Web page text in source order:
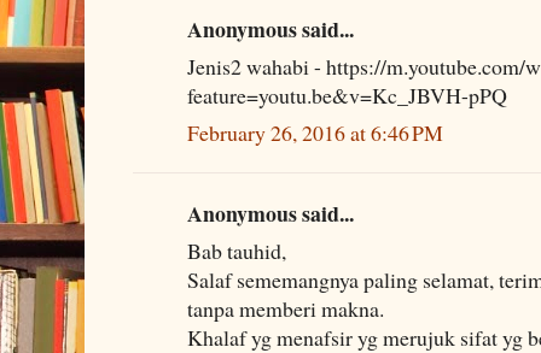
Anonymous said...
Jenis2 wahabi - https://m.youtube.com/
feature=youtu.be&v=Kc_JBVH-pPQ
February 26, 2016 at 6:46 PM
Anonymous said...
Bab tauhid,
Salaf sememangnya paling selamat,
tanpa memberi makna.
Khalaf yg menafsir yg merujuk sifat yg